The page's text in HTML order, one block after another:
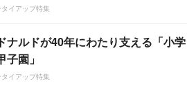
イアップ特集
ナルドが40年にわたり支える「小学
子園」
イアップ特集